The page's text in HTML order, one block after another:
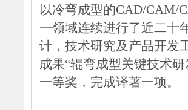
以冷弯成型的CAD/CAM/
一领域连续进行了近二十
计，技术研究及产品开发
成果“辊弯成型关键技术研
一等奖，完成译著一项。